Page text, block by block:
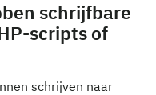
schrijfbare
scripts of
schrijven naar